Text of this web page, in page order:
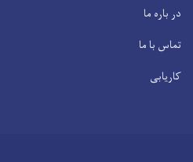
در باره ما
تماس با ما
کاریابی